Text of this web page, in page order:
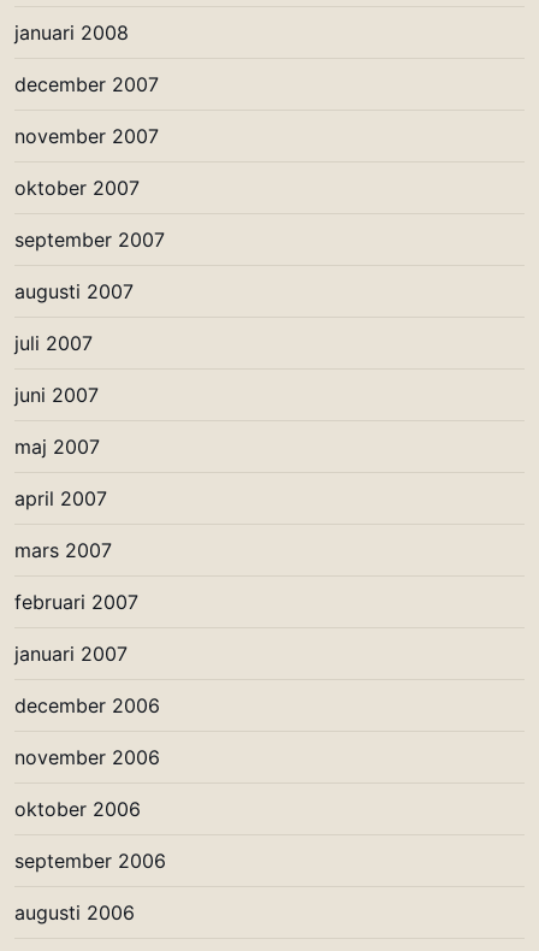
januari 2008
december 2007
november 2007
oktober 2007
september 2007
augusti 2007
juli 2007
juni 2007
maj 2007
april 2007
mars 2007
februari 2007
januari 2007
december 2006
november 2006
oktober 2006
september 2006
augusti 2006